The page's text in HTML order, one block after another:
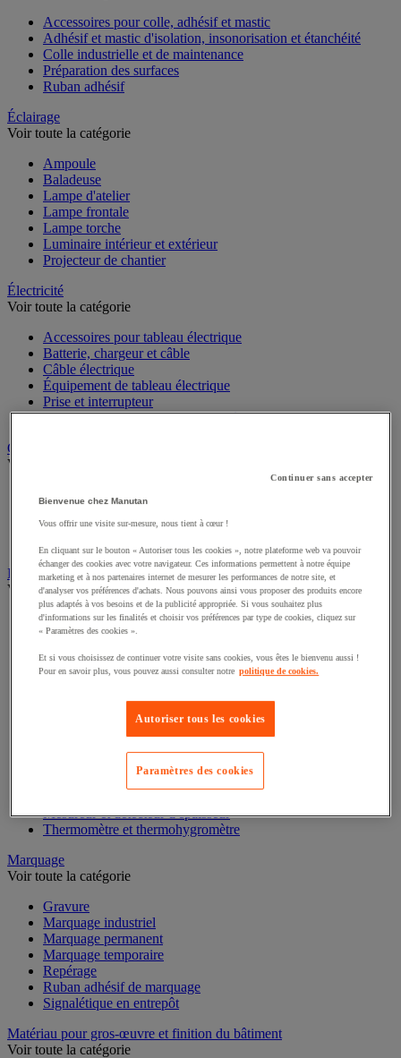
Accessoires pour colle, adhésif et mastic
Adhésif et mastic d'isolation, insonorisation et étanchéité
Colle industrielle et de maintenance
Préparation des surfaces
Ruban adhésif
Éclairage
Voir toute la catégorie
Ampoule
Baladeuse
Lampe d'atelier
Lampe frontale
Lampe torche
Luminaire intérieur et extérieur
Projecteur de chantier
Électricité
Voir toute la catégorie
Accessoires pour tableau électrique
Batterie, chargeur et câble
Câble électrique
Équipement de tableau électrique
Prise et interrupteur
Rallonge, multiprise et enrouleur électrique
Graissage et lubrifiant
Voir toute la catégorie
Anti-adhérent
Lubrifiant et dégrippant
Instrument de mesure
Voir toute la catégorie
Balance industrielle
Compteur et compteur-métreur
Dynamomètre
Équipement optique
Mesure de distance
Mesure de la vitesse
Mesure de l'environnement
Mesure d'électricité
Mesure du temps
Mesureur et détecteur d'épaisseur
Thermomètre et thermohygromètre
Marquage
Voir toute la catégorie
Gravure
Marquage industriel
Marquage permanent
Marquage temporaire
Repérage
Ruban adhésif de marquage
Signalétique en entrepôt
Matériau pour gros-œuvre et finition du bâtiment
Voir toute la catégorie
Continuer sans accepter
Bienvenue chez Manutan
Vous offrir une visite sur-mesure, nous tient à cœur !
En cliquant sur le bouton « Autoriser tous les cookies », notre plateforme web va pouvoir
échanger des cookies avec votre navigateur. Ces informations permettent à notre équipe
marketing et à nos partenaires internet de mesurer les performances de notre site, et
d'analyser vos préférences d'achats. Nous pouvons ainsi vous proposer des produits encore
plus adaptés à vos besoins et de la publicité appropriée. Si vous souhaitez plus
d'informations sur les finalités et choisir vos préférences par type de cookies, cliquez sur
« Paramètres des cookies ».
Et si vous choisissez de continuer votre visite sans cookies, vous êtes le bienvenu aussi !
Pour en savoir plus, vous pouvez aussi consulter notre politique de cookies.
Autoriser tous les cookies
Paramètres des cookies